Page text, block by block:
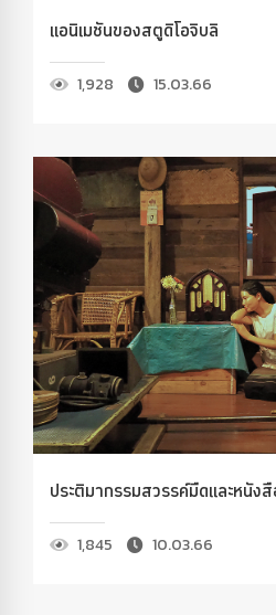
แอนิเมชันของสตูดิโอจิบลิ
1,928 15.03.66
ประติมากรรมสวรรค์มืดและหนัง
1,845 10.03.66